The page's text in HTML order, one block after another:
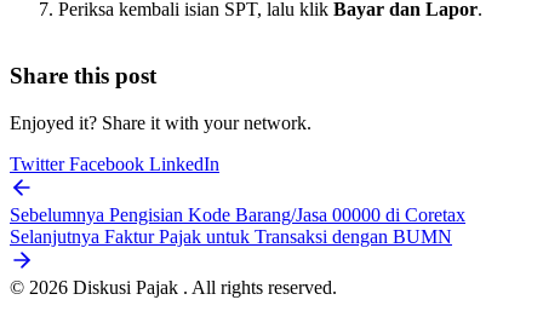
Periksa kembali isian SPT, lalu klik Bayar dan Lapor.
Share this post
Enjoyed it? Share it with your network.
TwitterFacebook LinkedIn
Sebelumnya Pengisian Kode Barang/Jasa 00000 di Coretax
Selanjutnya Faktur Pajak untuk Transaksi dengan BUMN
© 2026 Diskusi Pajak . All rights reserved.